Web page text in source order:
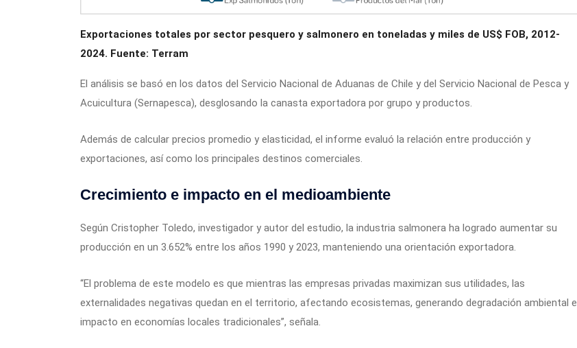
Exportaciones totales por sector pesquero y salmonero en toneladas y miles de US$ FOB, 2012-
2024. Fuente: Terram
El análisis se basó en los datos del Servicio Nacional de Aduanas de Chile y del Servicio Nacional de Pesca y
Acuicultura (Sernapesca), desglosando la canasta exportadora por grupo y productos.
Además de calcular precios promedio y elasticidad, el informe evaluó la relación entre producción y
exportaciones, así como los principales destinos comerciales.
Crecimiento e impacto en el medioambiente
Según Cristopher Toledo, investigador y autor del estudio, la industria salmonera ha logrado aumentar su
producción en un 3.652% entre los años 1990 y 2023, manteniendo una orientación exportadora.
“El problema de este modelo es que mientras las empresas privadas maximizan sus utilidades, las
externalidades negativas quedan en el territorio, afectando ecosistemas, generando degradación ambiental e
impacto en economías locales tradicionales”, señala.